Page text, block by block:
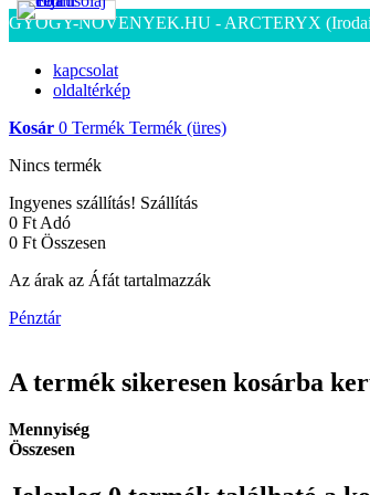
GYOGY-NOVENYEK.HU - ARCTERYX
kapcsolat
oldaltérkép
Kosár 0 Termék Termék (üres)
Nincs termék
Ingyenes szállítás! Szállítás
0 Ft‎ Adó
0 Ft‎ Összesen
Az árak az Áfát tartalmazzák
Pénztár
A termék sikeresen kosárba
Mennyiség
Összesen